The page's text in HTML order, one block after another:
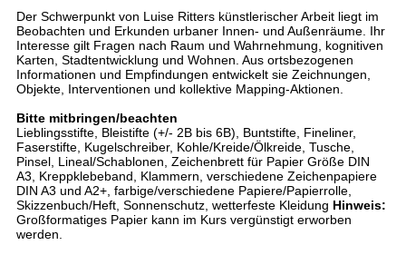
Der Schwerpunkt von Luise Ritters künstlerischer Arbeit liegt im
Beobachten und Erkunden urbaner Innen- und Außenräume. Ihr
Interesse gilt Fragen nach Raum und Wahrnehmung, kognitiven
Karten, Stadtentwicklung und Wohnen. Aus ortsbezogenen
Informationen und Empfindungen entwickelt sie Zeichnungen,
Objekte, Interventionen und kollektive Mapping-Aktionen.
Bitte mitbringen/beachten
Lieblingsstifte, Bleistifte (+/- 2B bis 6B), Buntstifte, Fineliner,
Faserstifte, Kugelschreiber, Kohle/Kreide/Ölkreide, Tusche,
Pinsel, Lineal/Schablonen, Zeichenbrett für Papier Größe DIN
A3, Kreppklebeband, Klammern, verschiedene Zeichenpapiere
DIN A3 und A2+, farbige/verschiedene Papiere/Papierrolle,
Skizzenbuch/Heft, Sonnenschutz, wetterfeste Kleidung Hinweis:
Großformatiges Papier kann im Kurs vergünstigt erworben
werden.